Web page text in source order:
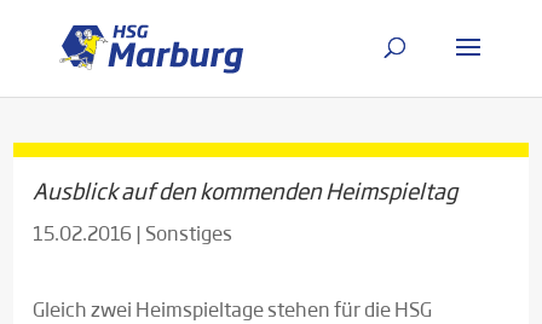
Ausblick auf den kommenden Heimspieltag
15.02.2016 | Sonstiges
Gleich zwei Heimspieltage stehen für die HSG